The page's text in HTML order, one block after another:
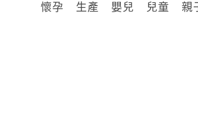
懷孕 生產 嬰兒 兒童 親
關鍵熱搜